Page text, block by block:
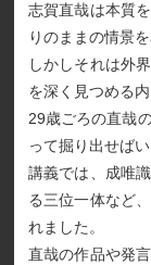
志賀直哉は本質
りのままの情景
しかしそれは外
を深く見つめる
29歳ごろの直哉
って掘り出せば
講義では、成唯
る三位一体など
れました。
直哉の作品や発